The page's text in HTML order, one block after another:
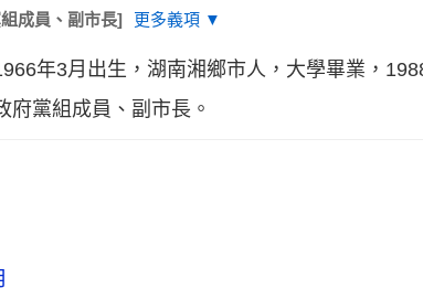
成員、副市長] 更多義項 ▼
年3月出生，湖南湘鄉市人，大學畢業，
府黨組成員、副市長。